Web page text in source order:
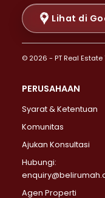
Properti Dijual di
Properti Dijual di
Properti Dijual di
Properti Dijual di
Properti Dijual di
Properti Dijual di
Properti Dijual di
Properti Dijual di
Properti Dijual di
Lihat di
© 2026 - PT Real
PERUSAHAAN
Syarat & Ketentuan
Komunitas
Ajukan Konsultasi
Hubungi:
Agen Properti